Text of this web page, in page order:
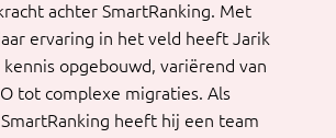
achter SmartRanking. Met
ervaring in het veld heeft Jarik
kennis opgebouwd, variërend van
tot complexe migraties. Als
heeft hij een team